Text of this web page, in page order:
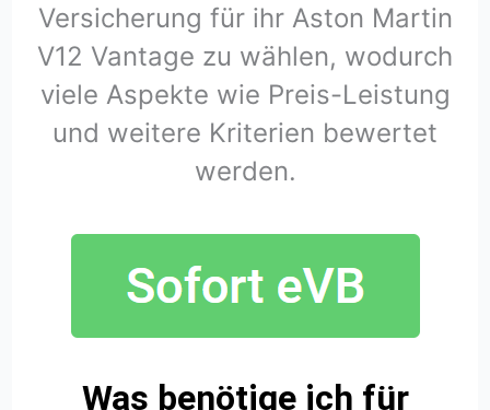
Versicherung für ihr Aston Martin
V12 Vantage zu wählen, wodurch
viele Aspekte wie Preis-Leistung
und weitere Kriterien bewertet
werden.
Was benötige ich für